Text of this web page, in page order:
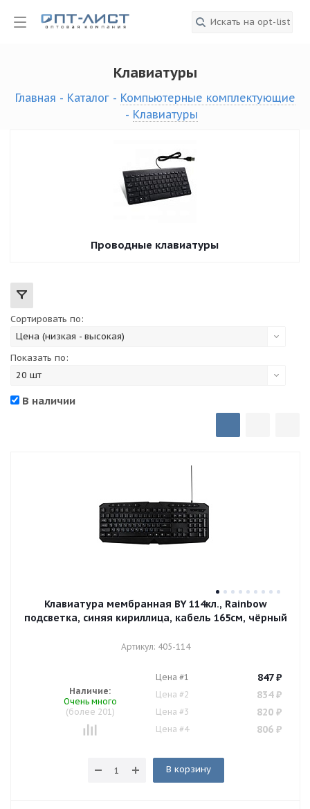
Клавиатуры
Главная - Каталог - Компьютерные комплектующие
- Клавиатуры
Проводные клавиатуры
Сортировать по:
Цена (низкая - высокая)
Показать по:
20 шт
В наличии
Клавиатура мембранная BY 114кл., Rainbow
подсветка, синяя кириллица, кабель 165см, чёрный
Артикул: 405-114
Наличие:
Очень много
(более 201)
Цена #1 847₽
Цена #2 834₽
Цена #3 820 ₽
Цена #4 806 ₽
В корзину